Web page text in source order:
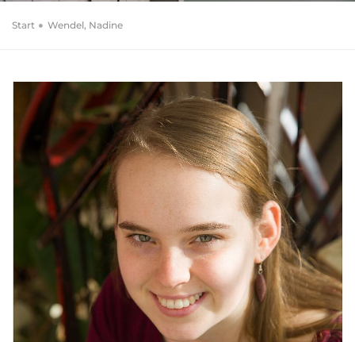
Start Wendel, Nadine